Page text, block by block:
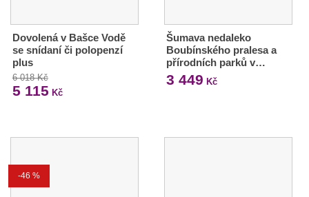
Dovolená v Bašce Vodě
se snídaní či polopenzí
plus
6 018 Kč
5 115 Kč
Šumava nedaleko
Boubínského pralesa a
přírodních parků v…
3 449 Kč
-46 %